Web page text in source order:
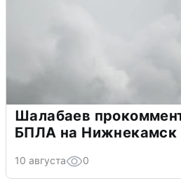
Шалабаев
БПЛА на Нижнекамск
10 августа 0